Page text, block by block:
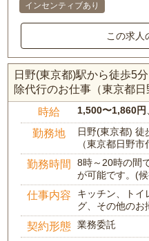
インセンティブあり
この求人
日野(東京都)駅から徒歩5
除代行のお仕事（東京都日
時給 1,500〜1,860円
勤務地
日野(東京都) 徒
（東京都日野市
勤務時間
8時～20時の間
が可能です。(
仕事内容
キッチン、トイ
グ、その他のお
契約形態 業務委託